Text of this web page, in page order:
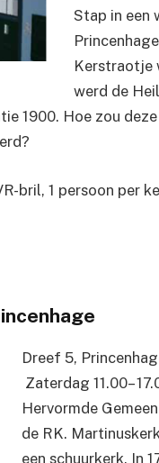
Stap in een
Kerstraotje
werd de
1900. Hoe zou
bril, 1 persoon per
Dreef 5,
Zaterdag 11.00–
Hervormde
de RK.
een schuurkerk. In